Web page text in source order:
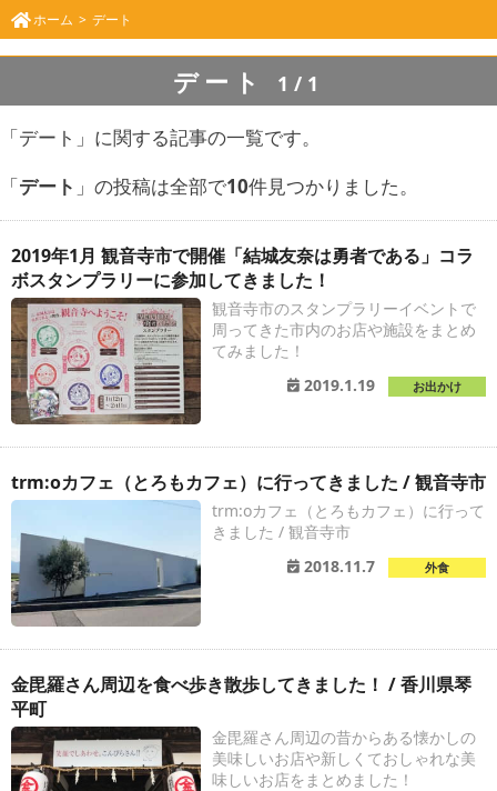
ホーム デート
デート 1/1
「デート」に関する記事の一覧です。
「デート 」の投稿は全部で10件見つかりました。
2019年1月 観音寺市で開催「結城友奈は勇者である」コラ
ボスタンプラリーに参加してきました！
観音寺市のスタンプラリーイベントで
周ってきた市内のお店や施設をまとめ
てみました！
2019.1.19
お出かけ
trm:oカフェ（とろもカフェ）に行ってきました / 観音寺市
trm:oカフェ（とろもカフェ）に行って
きました / 観音寺市
2018.11.7
外食
金毘羅さん周辺を食べ歩き散歩してきました！ / 香川県琴
平町
金毘羅さん周辺の昔からある懐かしの
美味しいお店や新しくておしゃれな美
味しいお店をまとめました！